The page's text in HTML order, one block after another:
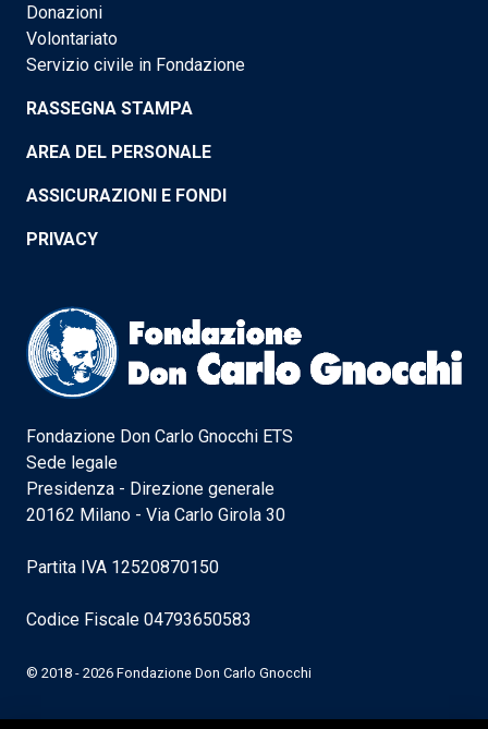
Donazioni
Volontariato
Servizio civile in Fondazione
RASSEGNA STAMPA
AREA DEL PERSONALE
ASSICURAZIONI E FONDI
PRIVACY
Fondazione Don Carlo Gnocchi ETS
Sede legale
Presidenza - Direzione generale
20162 Milano - Via Carlo Girola 30
Partita IVA 12520870150
Codice Fiscale 04793650583
© 2018 - 2026 Fondazione Don Carlo Gnocchi